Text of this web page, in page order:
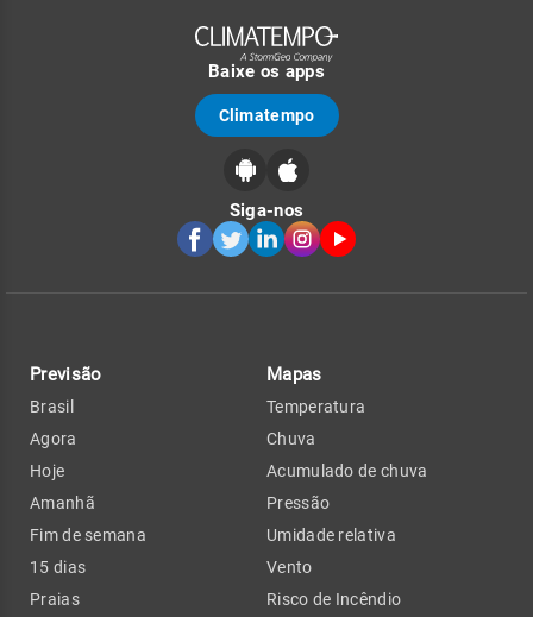
Baixe os apps
Climatempo
Siga-nos
Previsão
Brasil
Agora
Hoje
Amanhã
Fim de semana
15 dias
Praias
Mapas
Temperatura
Chuva
Acumulado de chuva
Pressão
Umidade relativa
Vento
Risco de Incêndio